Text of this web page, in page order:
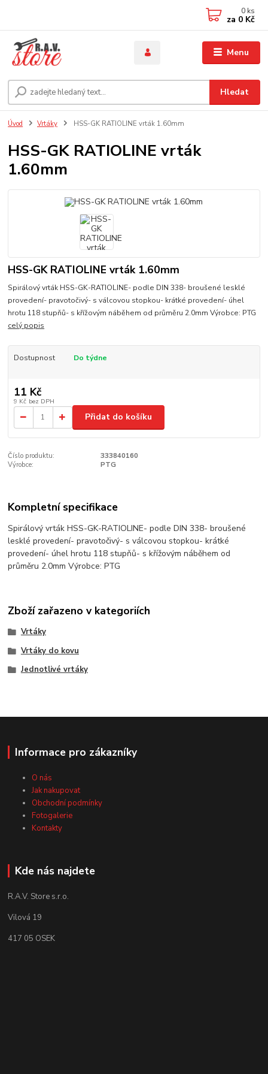
Menu
Hledat
0 ks
za 0 Kč
Úvod Vrtáky HSS-GK RATIOLINE vrták 1.60mm
HSS-GK RATIOLINE vrták
1.60mm
HSS-GK RATIOLINE vrták 1.60mm
Spirálový vrták HSS-GK-RATIOLINE- podle DIN 338- broušené lesklé
provedení- pravotočivý- s válcovou stopkou- krátké provedení- úhel
hrotu 118 stupňů- s křížovým náběhem od průměru 2.0mm Výrobce: PTG
celý popis
Dostupnost Do týdne
11 Kč
9 Kč bez DPH
Přidat do košíku
Číslo produktu:
333840160
Výrobce:
PTG
Kompletní specifikace
Spirálový vrták HSS-GK-RATIOLINE- podle DIN 338- broušené
lesklé provedení- pravotočivý- s válcovou stopkou- krátké
provedení- úhel hrotu 118 stupňů- s křížovým náběhem od
průměru 2.0mm Výrobce: PTG
Zboží zařazeno v kategoriích
Vrtáky
Vrtáky do kovu
Jednotlivé vrtáky
Informace pro zákazníky
O nás
Jak nakupovat
Obchodní podmínky
Fotogalerie
Kontakty
Kde nás najdete
R.A.V. Store s.r.o.
Vilová 19
417 05 OSEK